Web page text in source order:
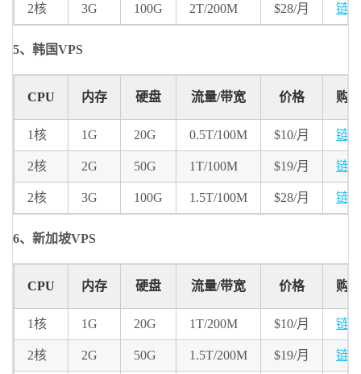
2核 3G 100G 2T/200M $28/月 链接
5、韩国VPS
CPU 内存 硬盘 流量/带宽 价格 购买
1核 1G 20G 0.5T/100M $10/月 链接
2核 2G 50G 1T/100M $19/月 链接
2核 3G 100G 1.5T/100M $28/月 链接
6、新加坡VPS
CPU 内存 硬盘 流量/带宽 价格 购买
1核 1G 20G 1T/200M $10/月 链接
2核 2G 50G 1.5T/200M $19/月 链接